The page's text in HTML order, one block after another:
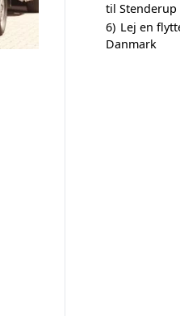
til Stenderup
6) Lej en
Danmark